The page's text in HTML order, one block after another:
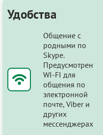
Удобства
Общение с
родными по
Skype.
Предусмотрен
WI-FI для
общения по
электронной
почте, Viber и
других
мессенджерах